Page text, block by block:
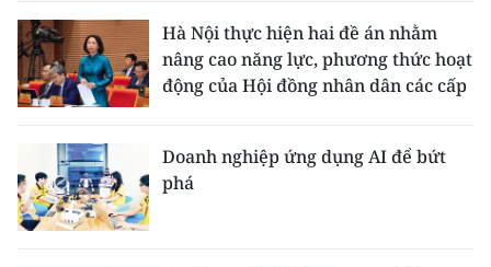
Hà Nội thực hiện hai đề án nhằm
nâng cao năng lực, phương thức hoạt
động của Hội đồng nhân dân các cấp
Doanh nghiệp ứng dụng AI để bứt
phá